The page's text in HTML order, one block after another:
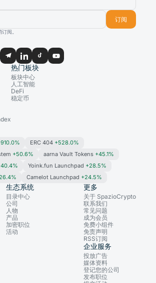
订阅
阅。
热门板块
板块中心
人工智能
DeFi
稳定币
ERC 404 +528.0%
+50.6% aarna Vault Tokens +45.1%
Yoink.fun Launchpad +28.5%
Camelot Launchpad +24.5%
生态系统
目录中心
公司
人物
产品
加密职位
活动
更多
关于 SpazioCrypto
联系我们
常见问题
成为会员
免费小组件
免责声明
RSS订阅
企业服务
投放广告
媒体资料
登记您的公司
发布职位